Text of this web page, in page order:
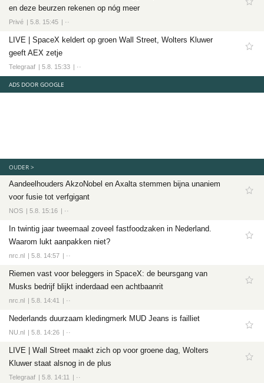
en deze beurzen rekenen op nóg meer
Privé 5.8. 15:45 ··
LIVE | SpaceX keldert op groen Wall Street, Wolters Kluwer
geeft AEX zetje
Telegraaf 5.8. 15:33 ··
ADS DOOR GOOGLE
OUDER >
Aandeelhouders AkzoNobel en Axalta stemmen bijna unaniem
voor fusie tot verfgigant
NOS 5.8. 15:16 ··
In twintig jaar tweemaal zoveel fastfoodzaken in Nederland.
Waarom lukt aanpakken niet?
nrc.nl 5.8. 14:57 ··
Riemen vast voor beleggers in SpaceX: de beursgang van
Musks bedrijf blijkt inderdaad een achtbaanrit
nrc.nl 5.8. 14:41 ··
Nederlands duurzaam kledingmerk MUD Jeans is failliet
NU.nl 5.8. 14:26 ··
LIVE | Wall Street maakt zich op voor groene dag, Wolters
Kluwer staat alsnog in de plus
Telegraaf 5.8. 14:11 ··